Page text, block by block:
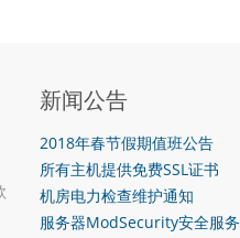
新闻公告
2018年春节假期值班公告
所有主机提供免费SSL证书
机房电力检查维护通知
服务器ModSecurity安全服务